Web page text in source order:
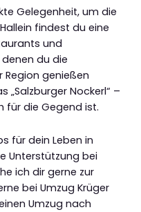
Gelegenheit, um die
findest du eine
und
du die
Region genießen
„Salzburger Nockerl“ –
für die Gegend ist.
für dein Leben in
Unterstützung bei
ich dir gerne zur
bei Umzug Krüger
Umzug nach